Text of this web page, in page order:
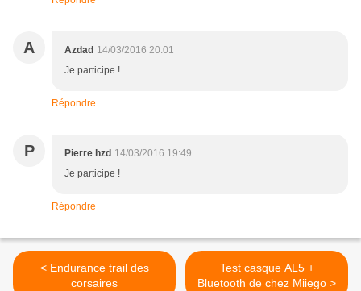
A Azdad 14/03/2016 20:01
Je participe !
Répondre
P Pierre hzd 14/03/2016 19:49
Je participe !
Répondre
< Endurance trail des
corsaires
Test casque AL5 +
Bluetooth de chez Miiego >